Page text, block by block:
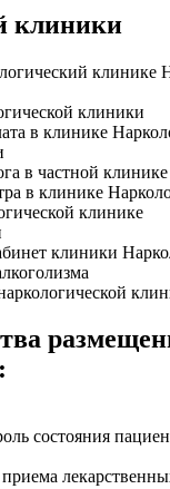
клиники
состояния